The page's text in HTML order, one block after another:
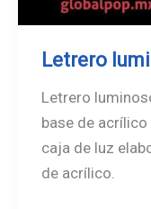
Letrero
Letrero
base de
caja de luz
de acrílico.